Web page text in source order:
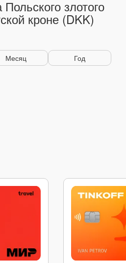
злотого
кроне (DKK)
Месяц Год